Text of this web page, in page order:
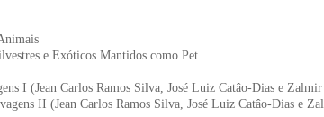
e Exóticos Mantidos como Pet
I (Jean Carlos Ramos Silva, José Luiz Catâo-Dias e
II (Jean Carlos Ramos Silva, José Luiz Catâo-Dias e